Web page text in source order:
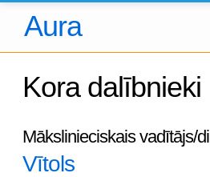
Aura
Kora dalībnieki
Mākslinieciskais vadītājs/
Vītols